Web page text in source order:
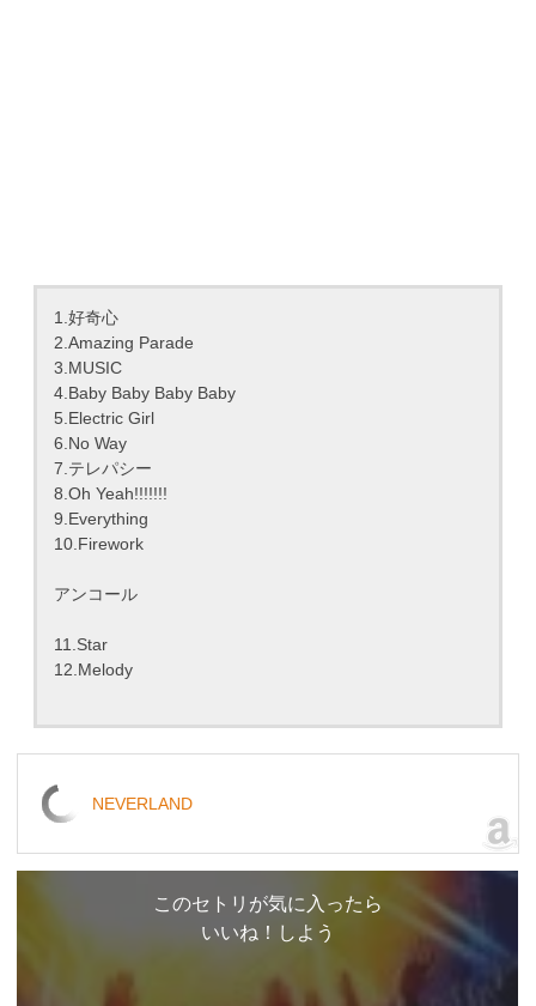
1.好奇心
2.Amazing Parade
3.MUSIC
4.Baby Baby Baby Baby
5.Electric Girl
6.No Way
7.テレパシー
8.Oh Yeah!!!!!!!
9.Everything
10.Firework
アンコール
11.Star
12.Melody
NEVERLAND
このセトリが気に入ったら
いいね！しよう